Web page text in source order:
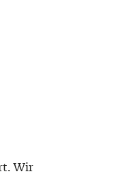
Wir